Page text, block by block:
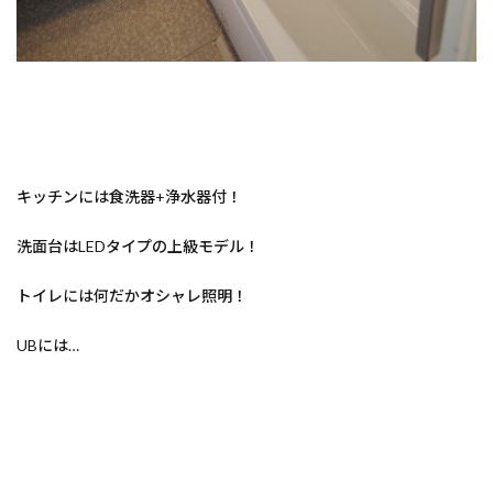
キッチンには食洗器+浄水器付！
洗面台はLEDタイプの上級モデル！
トイレには何だかオシャレ照明！
UBには…